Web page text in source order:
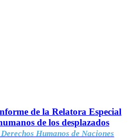
de la Relatora Especial
de los desplazados
Humanos de Naciones